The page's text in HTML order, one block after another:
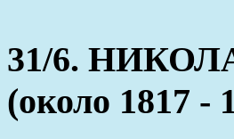
31/6.
(около 1817 -